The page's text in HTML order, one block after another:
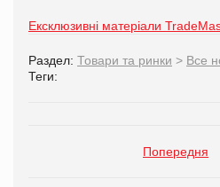
Ексклюзивні матеріали
Раздел: Товари та ринки > Все
Теги:
Попередня